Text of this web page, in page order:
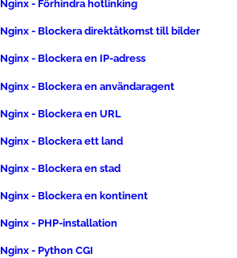
Nginx - Förhindra hotlinking
Nginx - Blockera direktåtkomst till bilder
Nginx - Blockera en IP-adress
Nginx - Blockera en användaragent
Nginx - Blockera en URL
Nginx - Blockera ett land
Nginx - Blockera en stad
Nginx - Blockera en kontinent
Nginx - PHP-installation
Nginx - Python CGI